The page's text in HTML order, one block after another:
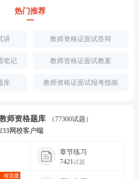
热门推荐
讲 教师资格证面试答辩
笔记 教师资格证面试教案
库 教师资格证面试报考指南
师资格题库
（77300试题）
网校客户端
章节练习
7421试题
省流量